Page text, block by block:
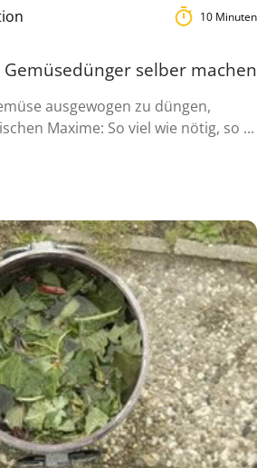
10 Minuten
selber machen
ausgewogen zu düngen,
Maxime: So viel wie nötig, so ...